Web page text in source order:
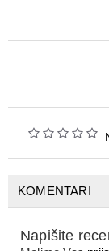
KOMENTARI
Napišite